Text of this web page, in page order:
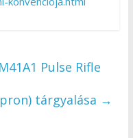
Pulse Rifle
tárgyalása →